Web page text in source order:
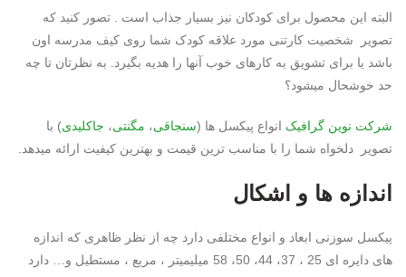
البته این محصول برای کودکان نیز بسیار جذاب است . تصور کنید که
تصویر شخصیت کارتنی مورد علاقه کودک شما روی کیف مدرسه اون
باشد یا برای تشویق به کارهای خوب آنها را هدیه بگیرد. به نظرتان تا چه
حد خوشحال میشود؟
شرکت نوین گرافیک انواع پیکسل ها (سنجاقی، مگنتی، جاکلیدی) با
تصویر دلخواه شما را با مناسب ترین قیمت و بهترین کیفیت ارائه میدهد.
اندازه ها و اشکال
پیکسل سوزنی ابعاد و انواع مختلفی دارد چه از نظر ظاهری که اندازه
های دایره ای 25 ، 37، 44، 50، 58 میلیمیتر ، مربع ، مستطیل و… دارد